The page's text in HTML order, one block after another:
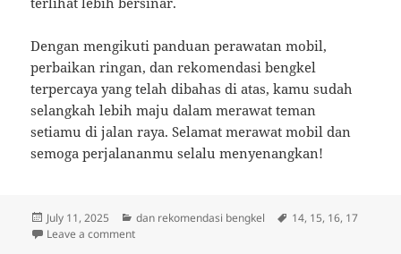
Dengan mengikuti panduan perawatan mobil,
perbaikan ringan, dan rekomendasi bengkel
terpercaya yang telah dibahas di atas, kamu sudah
selangkah lebih maju dalam merawat teman
setiamu di jalan raya. Selamat merawat mobil dan
semoga perjalananmu selalu menyenangkan!
Posted
on
July 11, 2025 Categories
dan rekomendasi bengkel Tags
14, 15, 16, 17
Leave a commenton Rahasia Merawat Mobilmu: Tips Ringan dan